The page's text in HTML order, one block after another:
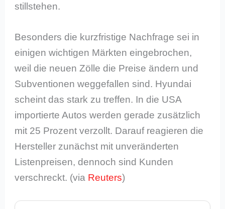
stillstehen.
Besonders die kurzfristige Nachfrage sei in
einigen wichtigen Märkten eingebrochen,
weil die neuen Zölle die Preise ändern und
Subventionen weggefallen sind. Hyundai
scheint das stark zu treffen. In die USA
importierte Autos werden gerade zusätzlich
mit 25 Prozent verzollt. Darauf reagieren die
Hersteller zunächst mit unveränderten
Listenpreisen, dennoch sind Kunden
verschreckt. (via Reuters)